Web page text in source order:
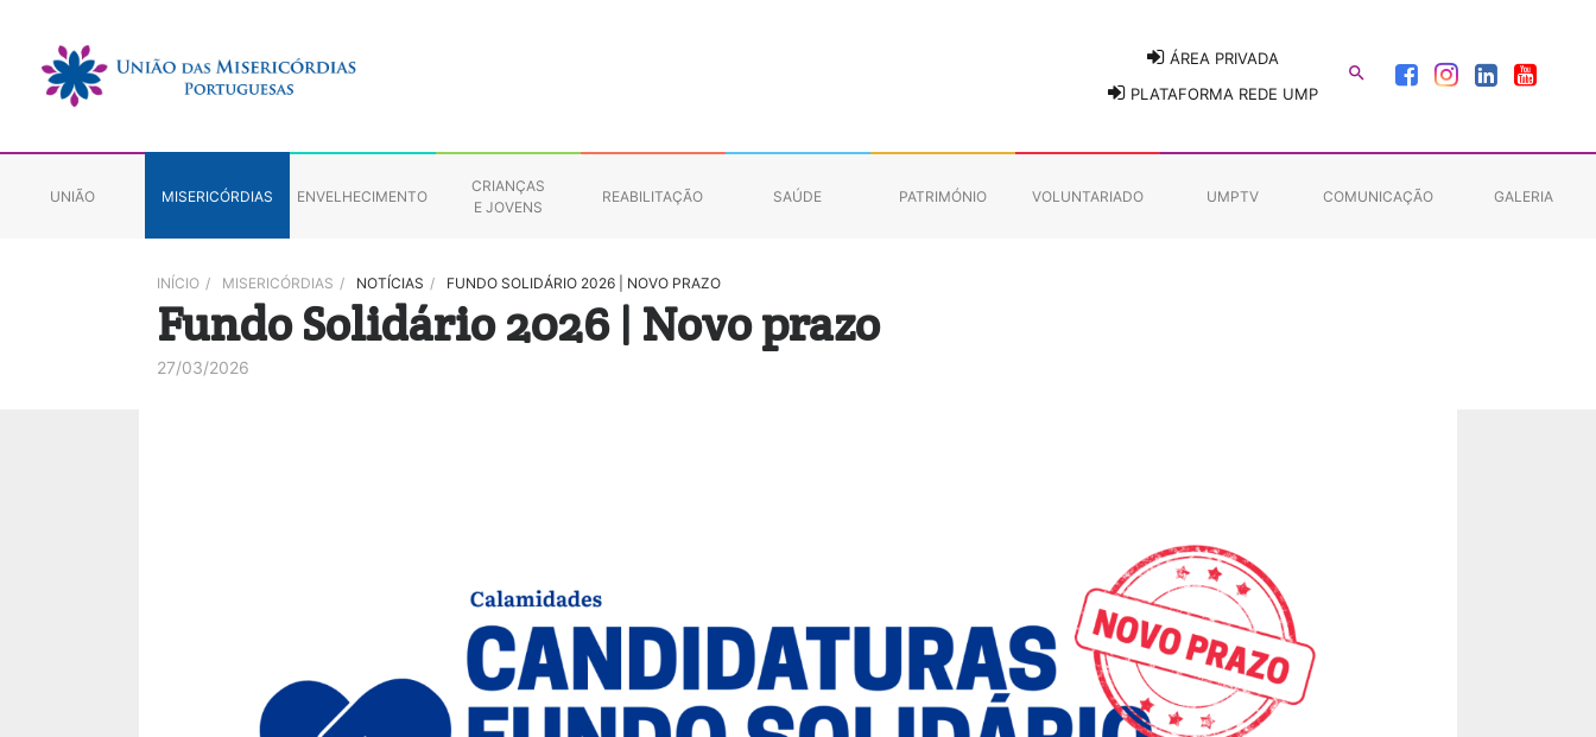
ÁREA PRIVADA
PLATAFORMA REDE UMP

UNIÃO MISERICÓRDIAS ENVELHECIMENTO
CRIANÇAS
E JOVENS
REABILITAÇÃO SAÚDE PATRIMÓNIO VOLUNTARIADO UMPTV COMUNICAÇÃO GALERIA
INÍCIO / MISERICÓRDIAS / NOTÍCIAS / FUNDO SOLIDÁRIO 2026 | NOVO PRAZO
Fundo Solidário 2026 | Novo prazo
27/03/2026